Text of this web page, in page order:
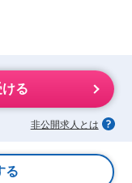
る
非公開求人とは
る